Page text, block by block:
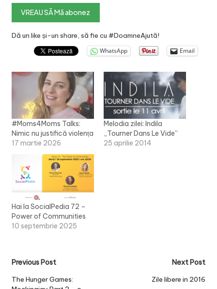
Dă un like și-un share, să fie cu #DoamneAjută!
WhatsApp Email
#Moms4Moms Talks:
Nimic nu justifică violența
17 martie 2026
Melodia zilei: Indila
„Tourner Dans Le Vide”
25 aprilie 2014
Hai la SocialPedia 72 –
Power of Communities
10 septembrie 2025
Post
navigation
Previous Post
The Hunger Games:
Next Post
Zile libere in 2016